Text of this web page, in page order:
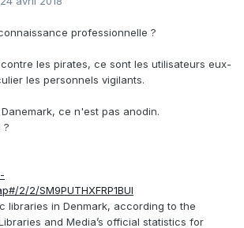
professionnelle ?
les pirates, ce sont les utilisateurs eux-
les personnels vigilants.
ce n'est pas anodin.
?
2/2/SM9PUTHXFRP1BUI
libraries in Denmark, according to the
and Media’s official statistics for